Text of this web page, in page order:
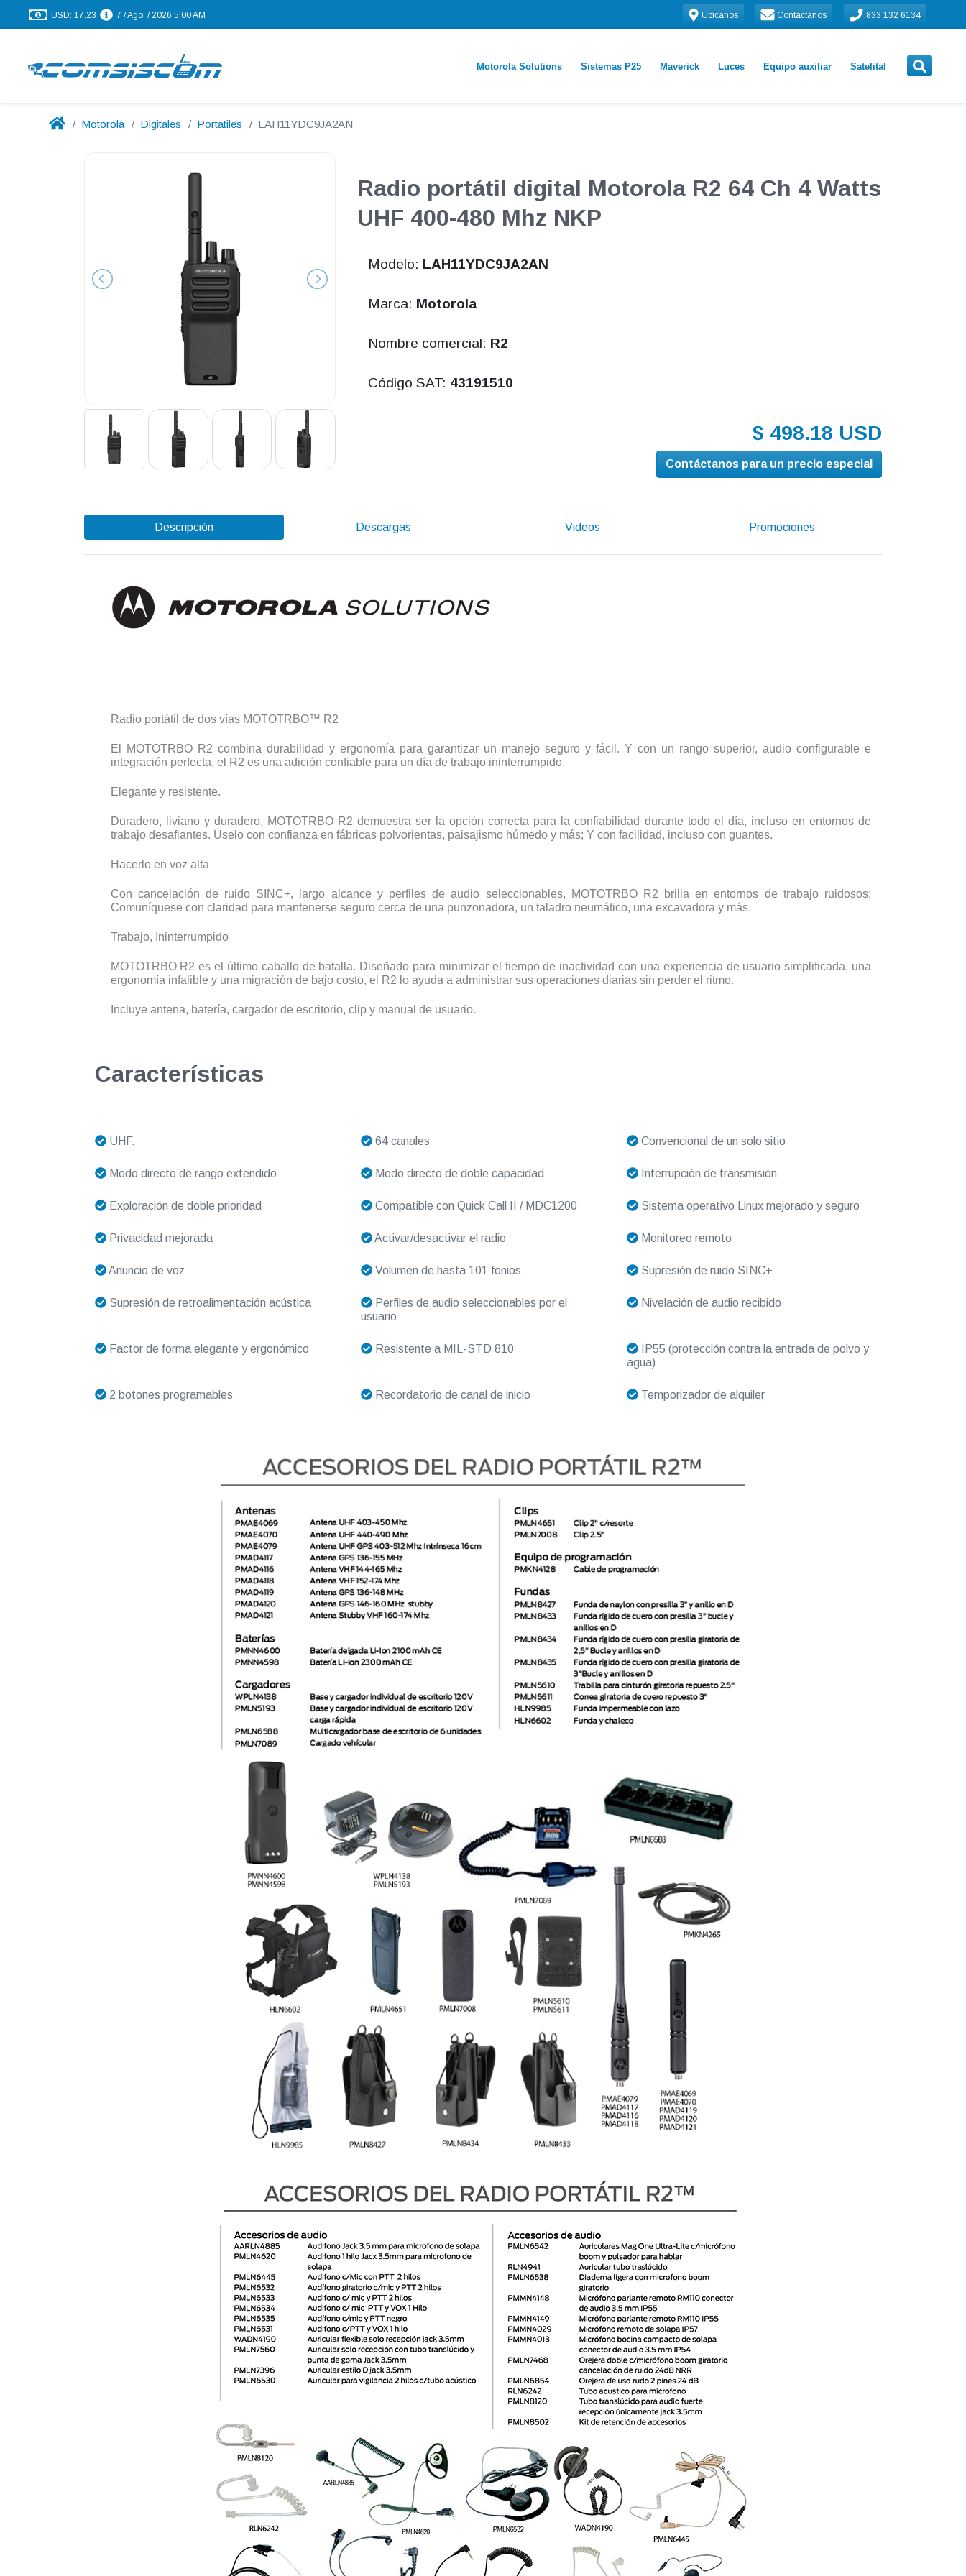
USD: 17.23 7 / Ago. / 2026 5:00 AM Ubícanos Contáctanos 833 132 6134
Motorola Solutions Sistemas P25 Maverick Luces Equipo auxiliar Satelital
Motorola Digitales Portatiles LAH11YDC9JA2AN
Radio portátil digital Motorola R2 64 Ch 4 Watts
UHF 400-480 Mhz NKP
Modelo: LAH11YDC9JA2AN
Marca: Motorola
Nombre comercial: R2
Código SAT: 43191510
$ 498.18 USD
Contáctanos para un precio especial
Descripción Descargas Videos Promociones
Radio portátil de dos vías MOTOTRBO™ R2
El MOTOTRBO R2 combina durabilidad y ergonomía para garantizar un manejo seguro y fácil. Y con un rango superior, audio configurable e
integración perfecta, el R2 es una adición confiable para un día de trabajo ininterrumpido.
Elegante y resistente.
Duradero, liviano y duradero, MOTOTRBO R2 demuestra ser la opción correcta para la confiabilidad durante todo el día, incluso en entornos de
trabajo desafiantes. Úselo con confianza en fábricas polvorientas, paisajismo húmedo y más; Y con facilidad, incluso con guantes.
Hacerlo en voz alta
Con cancelación de ruido SINC+, largo alcance y perfiles de audio seleccionables, MOTOTRBO R2 brilla en entornos de trabajo ruidosos;
Comuníquese con claridad para mantenerse seguro cerca de una punzonadora, un taladro neumático, una excavadora y más.
Trabajo, Ininterrumpido
MOTOTRBO R2 es el último caballo de batalla. Diseñado para minimizar el tiempo de inactividad con una experiencia de usuario simplificada, una
ergonomía infalible y una migración de bajo costo, el R2 lo ayuda a administrar sus operaciones diarias sin perder el ritmo.
Incluye antena, batería, cargador de escritorio, clip y manual de usuario.
Características
UHF. 64 canales Convencional de un solo sitio
Modo directo de rango extendido Modo directo de doble capacidad Interrupción de transmisión
Exploración de doble prioridad Compatible con Quick Call II / MDC1200 Sistema operativo Linux mejorado y seguro
Privacidad mejorada Activar/desactivar el radio Monitoreo remoto
Anuncio de voz Volumen de hasta 101 fonios Supresión de ruido SINC+
Supresión de retroalimentación acústica
Perfiles de audio seleccionables por el
usuario
Nivelación de audio recibido
Factor de forma elegante y ergonómico Resistente a MIL-STD 810
IP55 (protección contra la entrada de polvo y
agua)
2 botones programables Recordatorio de canal de inicio Temporizador de alquiler